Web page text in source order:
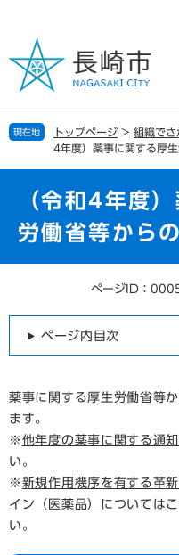
の
で
す
ー
ば
し
現在地 トップページ > 組織でさ
4年度）薬事に関する厚
（令和4年度
労働省等から
ページID：
ページ内目次
薬事に関する厚生労働省等
ます。
※ 他年度の薬事に関する通
い。
※ 新規作用機序を有する革
イン（医薬品）については
い。